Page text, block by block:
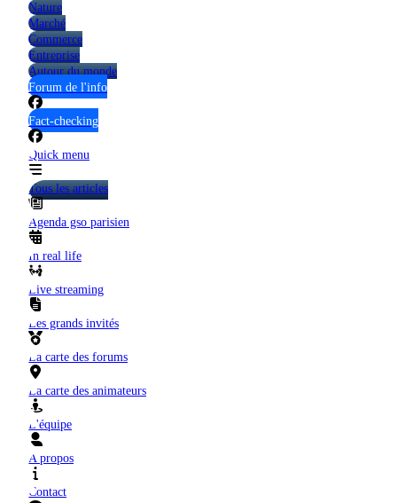
Nature
Marché
Commerce
Entreprise
Autour du monde
Forum de l'info
Fact-checking
Quick menu
Tous les articles
Agenda gso parisien
In real life
Live streaming
Les grands invités
La carte des forums
La carte des animateurs
L'équipe
A propos
Contact